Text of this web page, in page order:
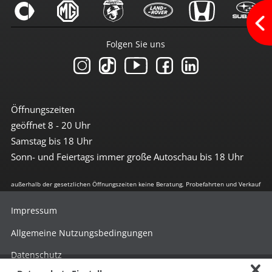
LED-Scheinwerfer (Voll-LED)
LED-Tagfahrlicht
Reifendruckkontrolle
Spurhalte-Assistent
Tagfahrlicht
Umwelt
grüne Feinstaubplakette
Start-Stop Automatik
Alufelgen
Außentemperaturanzeige
Drehzahlmesser
Fahrerinformationssystem
getönte Scheiben hinten
Laderaumabdeckung
Öffnungszeiten
geöffnet 8 - 20 Uhr
Samstag bis 18 Uhr
Sonn- und Feiertags immer große Autoschau bis 18 Uhr
Folgen Sie uns
außerhalb der gesetzlichen Öffnungszeiten keine Beratung, Probefahrten und Verkauf
Impressum
Allgemeine Nutzungsbedingungen
Datenschutz